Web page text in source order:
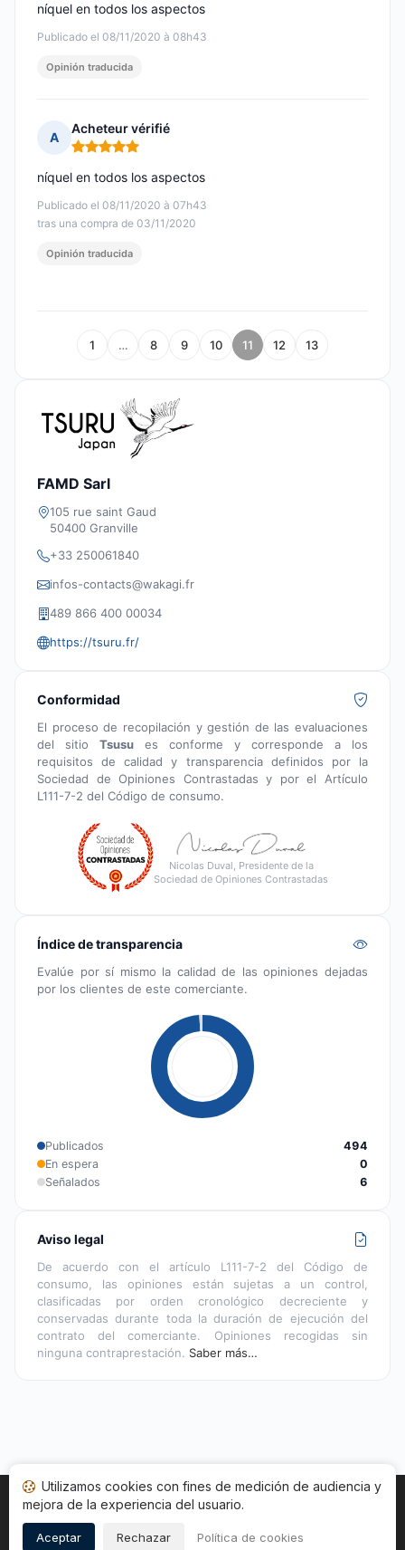
Publicado el 08/11/2020 à 08h43
níquel en todos los aspectos
Opinión traducida
A
Acheteur vérifié
Nota: 5 de 5
Publicado el 08/11/2020 à 07h43
tras una compra de 03/11/2020
níquel en todos los aspectos
Opinión traducida
1 … 8 9 10 11 12 13
FAMD Sarl
105 rue saint Gaud
50400 Granville
+33 250061840
infos-contacts@wakagi.fr
489 866 400 00034
https://tsuru.fr/
Conformidad
El proceso de recopilación y gestión de las evaluaciones
del sitio Tsusu es conforme y corresponde a los
requisitos de calidad y transparencia definidos por la
Sociedad de Opiniones Contrastadas y por el Artículo
L111-7-2 del Código de consumo.
Nicolas Duval, Presidente de la
Sociedad de Opiniones Contrastadas
Índice de transparencia
Evalúe por sí mismo la calidad de las opiniones dejadas
por los clientes de este comerciante.
Publicados
494
En espera
0
Señalados
6
Aviso legal
De acuerdo con el artículo L111-7-2 del Código de
consumo, las opiniones están sujetas a un control,
clasificadas por orden cronológico decreciente y
conservadas durante toda la duración de ejecución del
contrato del comerciante. Opiniones recogidas sin
ninguna contraprestación. Saber más…
Inicio Estado opiniones Categorías
Utilizamos cookies con fines de medición de audiencia y
mejora de la experiencia del usuario.
Aceptar Rechazar Política de cookies